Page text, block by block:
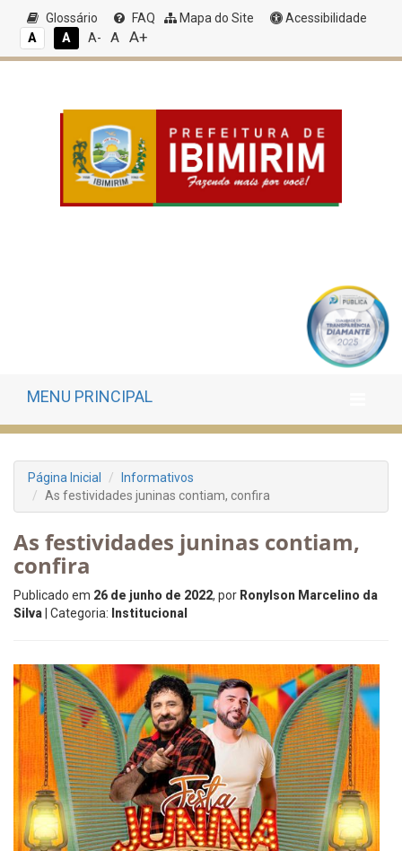
Glossário FAQ Mapa do Site
Acessibilidade
A
A A- A A+
MENU PRINCIPAL
Página Inicial
Informativos
As festividades juninas contiam, confira
As festividades juninas contiam,
confira
Publicado em 26 de junho de 2022, por Ronylson Marcelino da
Silva | Categoria: Institucional